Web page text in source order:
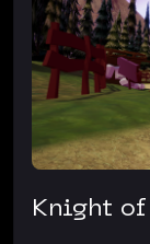
Knight